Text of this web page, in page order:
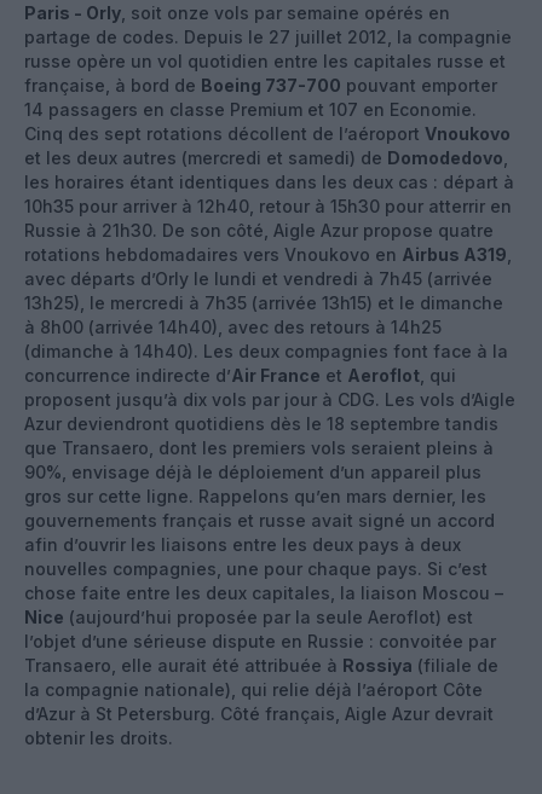
Paris - Orly , soit onze vols par semaine opérés en
partage de codes. Depuis le 27 juillet 2012, la compagnie
russe opère un vol quotidien entre les capitales russe et
française, à bord de Boeing 737-700 pouvant emporter
14 passagers en classe Premium et 107 en Economie.
Cinq des sept rotations décollent de l’aéroport Vnoukovo
et les deux autres (mercredi et samedi) de Domodedovo
les horaires étant identiques dans les deux cas : départ à
10h35 pour arriver à 12h40, retour à 15h30 pour atterrir en
Russie à 21h30. De son côté, Aigle Azur propose quatre
rotations hebdomadaires vers Vnoukovo en Airbus A319
avec départs d’Orly le lundi et vendredi à 7h45 (arrivée
13h25), le mercredi à 7h35 (arrivée 13h15) et le dimanche
à 8h00 (arrivée 14h40), avec des retours à 14h25
(dimanche à 14h40). Les deux compagnies font face à la
concurrence indirecte d’Air France et Aeroflot , qui
proposent jusqu’à dix vols par jour à CDG. Les vols d’Aigle
Azur deviendront quotidiens dès le 18 septembre tandis
que Transaero, dont les premiers vols seraient pleins à
90%, envisage déjà le déploiement d’un appareil plus
gros sur cette ligne. Rappelons qu’en mars dernier, les
gouvernements français et russe avait signé un accord
afin d’ouvrir les liaisons entre les deux pays à deux
nouvelles compagnies, une pour chaque pays. Si c’est
chose faite entre les deux capitales, la liaison Moscou –
Nice (aujourd’hui proposée par la seule Aeroflot) est
l’objet d’une sérieuse dispute en Russie : convoitée par
Transaero, elle aurait été attribuée à Rossiya (filiale de
la compagnie nationale), qui relie déjà l’aéroport Côte
d’Azur à St Petersburg. Côté français, Aigle Azur devrait
obtenir les droits.